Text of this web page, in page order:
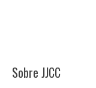
Sobre JJCC